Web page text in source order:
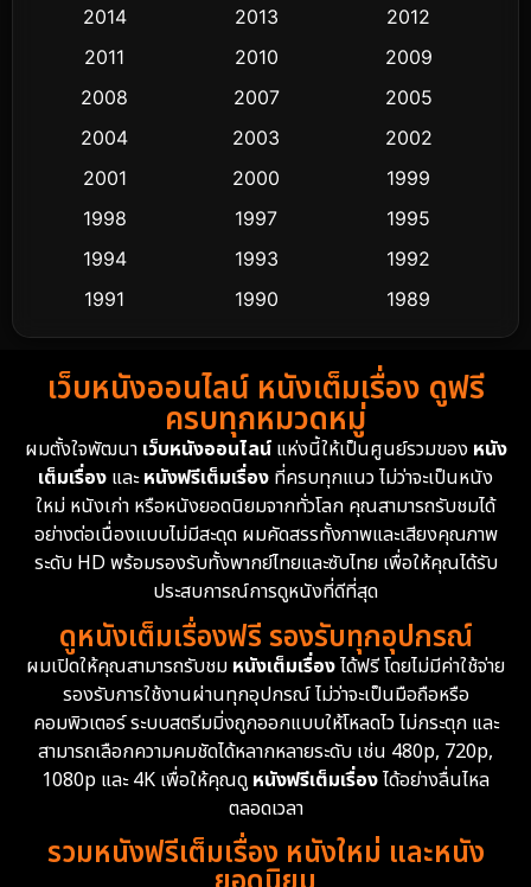
Crime อาชญากรรม
Cult Film
Dance เต้น
Detective สืบสวน
Detective สืบสวน
Disney+ 4
Documentary สารคดี 94
Drama ดราม่า
Dystopian 16
Emotional 61
Epic มหากาพย์ 216
Family ครอบครัว 360
2014
2013
2012
2011
2010
2009
2008
2007
2005
2004
2003
2002
2001
2000
1999
1998
1997
1995
1994
1993
1992
1991
1990
1989
1988
1986
1985
1983
1982
1981
1974
1962
เว็บหนังออนไลน์ หนังเต็มเรื่อง ดูฟรี
ครบทุกหมวดหมู่
ผมตั้งใจพัฒนา เว็บหนังออนไลน์แห่งนี้ให้เป็นศูนย์รวมของ หนัง
เต็มเรื่อง และหนังฟรีเต็มเรื่อง ที่ครบทุกแนว ไม่ว่าจะเป็นหนัง
ใหม่ หนังเก่า หรือหนังยอดนิยมจากทั่วโลก คุณสามารถรับชมได้
อย่างต่อเนื่องแบบไม่มีสะดุด ผมคัดสรรทั้งภาพและเสียงคุณภาพ
ระดับ HD พร้อมรองรับทั้งพากย์ไทยและซับไทย เพื่อให้คุณได้รับ
ประสบการณ์การดูหนังที่ดีที่สุด
ดูหนังเต็มเรื่องฟรี รองรับทุกอุปกรณ์
ผมเปิดให้คุณสามารถรับชม หนังเต็มเรื่องได้ฟรี โดยไม่มีค่าใช้จ่าย
รองรับการใช้งานผ่านทุกอุปกรณ์ ไม่ว่าจะเป็นมือถือหรือ
คอมพิวเตอร์ ระบบสตรีมมิ่งถูกออกแบบให้โหลดไว ไม่กระตุก และ
สามารถเลือกความคมชัดได้หลากหลายระดับ เช่น 480p, 720p,
1080p และ 4K เพื่อให้คุณดู หนังฟรีเต็มเรื่องได้อย่างลื่นไหล
ตลอดเวลา
รวมหนังฟรีเต็มเรื่อง หนังใหม่ และหนัง